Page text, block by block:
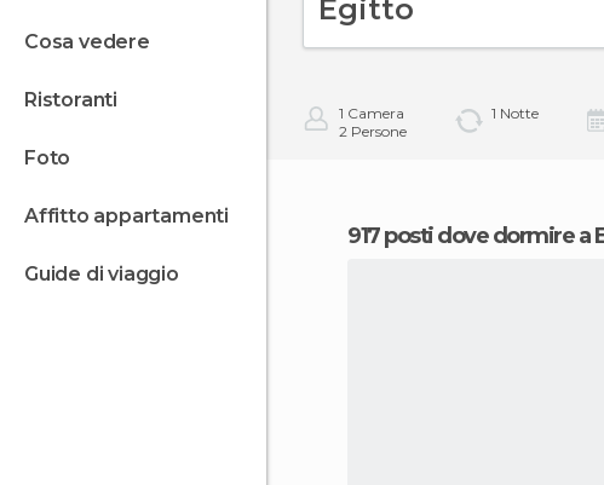
cosa vedere
ristoranti
foto
affitto appartamenti
guide di viaggio
1 Camera
2 Persone
1 Notte
917 posti dove dormire a